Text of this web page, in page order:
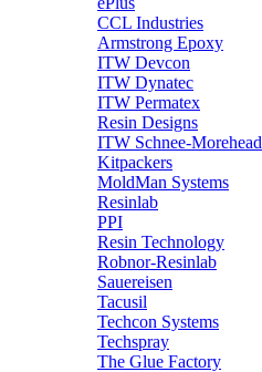
CCL Industries
Armstrong Epoxy
ITW Devcon
ITW Dynatec
ITW Permatex
Resin Designs
ITW Schnee-Morehead
Kitpackers
MoldMan Systems
Resinlab
PPI
Resin Technology
Robnor-Resinlab
Sauereisen
Tacusil
Techcon Systems
Techspray
The Glue Factory